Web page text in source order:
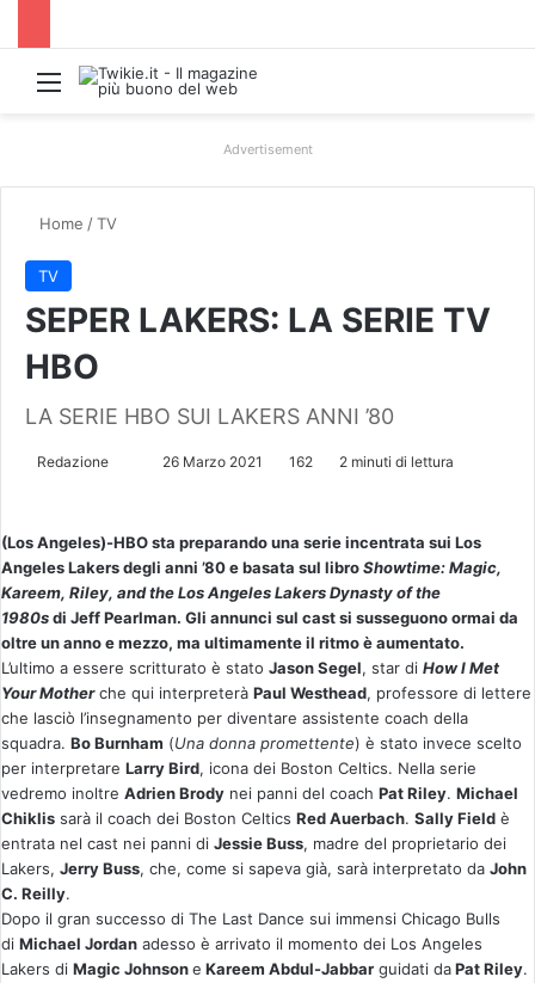
Menu
Advertisement
Home /TV
TV
SEPER LAKERS: LA SERIE TV
HBO
LA SERIE HBO SUI LAKERS ANNI ’80
Redazione
i
a
'
e
m
a
26 Marzo 2021 162 2 minuti di lettura
(Los Angeles)-HBO sta preparando una serie incentrata sui Los
Angeles Lakers degli anni ’80 e basata sul libroShowtime: Magic,
Kareem, Riley, and the Los Angeles Lakers Dynasty of the
1980sdi Jeff Pearlman. Gli annunci sul cast si susseguono ormai da
oltre un anno e mezzo, ma ultimamente il ritmo è aumentato.
L’ultimo a essere scritturato è stato Jason Segel, star di How I Met
Your Motherche qui interpreterà Paul Westhead, professore di lettere
che lasciò l’insegnamento per diventare assistente coach della
squadra. Bo Burnham (Una donna promettente) è stato invece scelto
per interpretare Larry Bird, icona dei Boston Celtics. Nella serie
vedremo inoltre Adrien Brody nei panni del coach Pat Riley. Michael
Chiklis sarà il coach dei Boston Celtics Red Auerbach. Sally Field è
entrata nel cast nei panni di Jessie Buss, madre del proprietario dei
Lakers, Jerry Buss, che, come si sapeva già, sarà interpretato da John
C. Reilly.
Dopo il gran successo di The Last Dance sui immensi Chicago Bulls
di Michael Jordan adesso è arrivato il momento dei Los Angeles
Lakers di Magic Johnsone Kareem Abdul-Jabbar guidati daPat Riley.